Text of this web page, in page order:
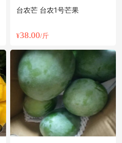
台农芒 台农1号芒果
¥38.00/斤